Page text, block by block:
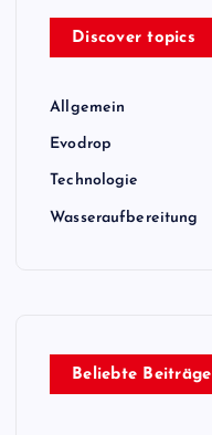
Discover topics
Allgemein
Evodrop
Technologie
Wasseraufbereitung
Beliebte Beiträge